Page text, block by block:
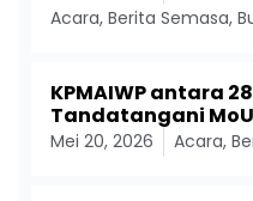
Acara, Berita Semasa,
KPMAIWP antara
Tandatangani
Mei 20, 2026 Acara,